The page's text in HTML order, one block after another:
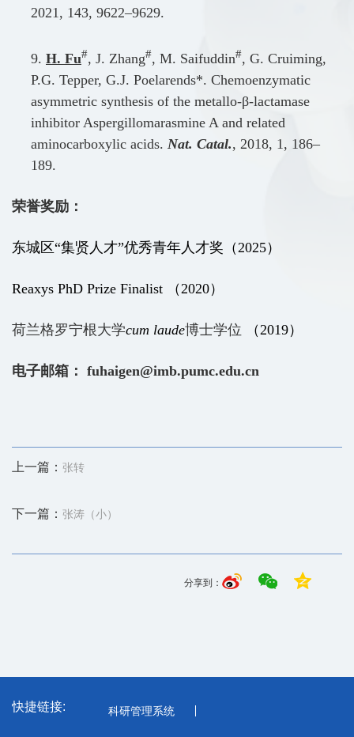
2021, 143, 9622–9629.
9. H. Fu#, J. Zhang#, M. Saifuddin#, G. Cruiming,
P.G. Tepper, G.J. Poelarends*. Chemoenzymatic
asymmetric synthesis of the metallo-β-lactamase
inhibitor Aspergillomarasmine A and related
aminocarboxylic acids. Nat. Catal., 2018, 1, 186–
189.
荣誉奖励：
东城区“集贤人才”优秀青年人才奖（2025）
Reaxys PhD Prize Finalist （2020）
荷兰格罗宁根大学cum laude博士学位 （2019）
电子邮箱： fuhaigen@imb.pumc.edu.cn
上一篇： 张转
下一篇： 张涛（小）
分享到：
快捷链接: 科研管理系统